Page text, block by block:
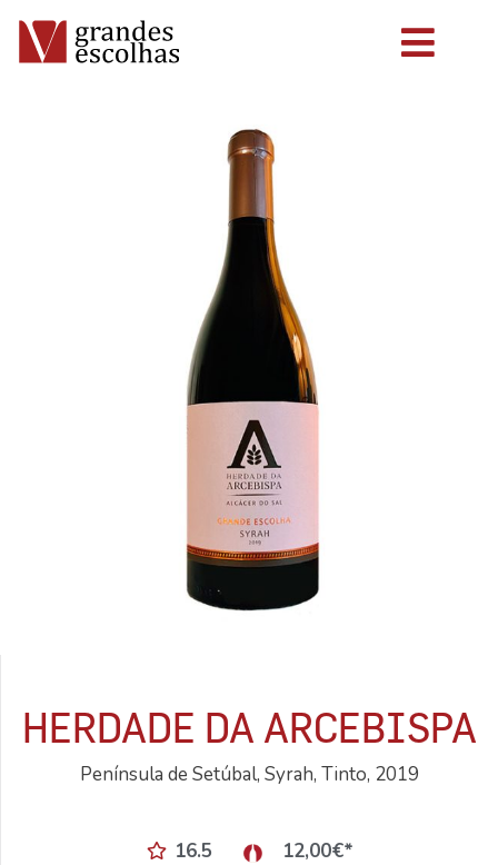
HERDADE DA ARCEBISPA
Península de Setúbal, Syrah, Tinto, 2019
16.5 12,00€*